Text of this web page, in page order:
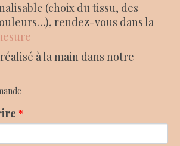
(choix du tissu, des
rendez-vous dans la
à la main dans notre
*